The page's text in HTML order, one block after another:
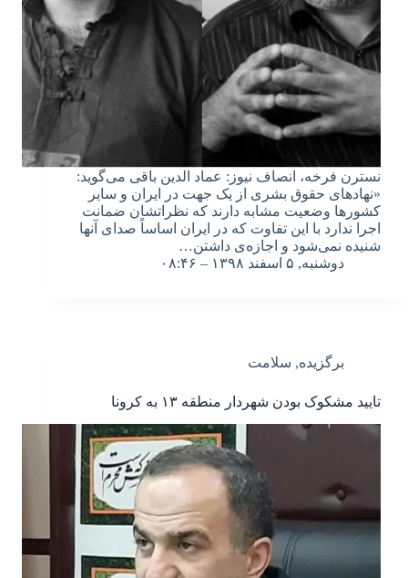
نسترن فرخه، انصاف نیوز: عماد الدین باقی می‌گوید:
«نهادهای حقوق بشری از یک جهت در ایران و سایر
کشورها وضعیت مشابه دارند که نظراتشان ضمانت
اجرا ندارد با این تفاوت که در ایران اساساً صدای آنها
شنیده نمی‌شود و اجازه‌ی داشتن…
دوشنبه, ۵ اسفند ۱۳۹۸ – ۰۸:۴۶
برگزیده, سلامت
تایید مشکوک بودن شهردار منطقه ۱۳ به کرونا